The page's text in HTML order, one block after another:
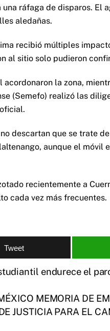
ráfaga de disparos. El
aledañas.
recibió múltiples
al sitio solo pudieron
la zona,
(Semefo) realizó las
descartan que se trate
aunque el móvil
recientemente a
cada vez más frecuentes.
Tweet
endurece el
MEMORIA DE
JUSTICIA PARA EL